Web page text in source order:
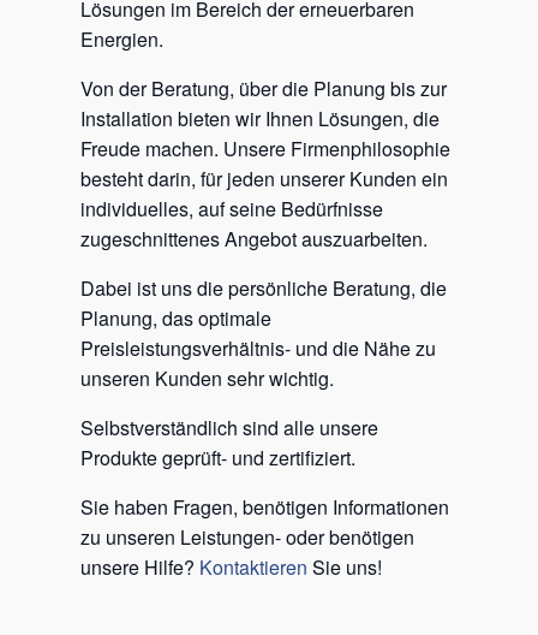
Lösungen im Bereich der erneuerbaren
Energien.
Von der Beratung, über die Planung bis zur
Installation bieten wir Ihnen Lösungen, die
Freude machen. Unsere Firmenphilosophie
besteht darin, für jeden unserer Kunden ein
individuelles, auf seine Bedürfnisse
zugeschnittenes Angebot auszuarbeiten.
Dabei ist uns die persönliche Beratung, die
Planung, das optimale
Preisleistungsverhältnis- und die Nähe zu
unseren Kunden sehr wichtig.
Selbstverständlich sind alle unsere
Produkte geprüft- und zertifiziert.
Sie haben Fragen, benötigen Informationen
zu unseren Leistungen- oder benötigen
unsere Hilfe? Kontaktieren Sie uns!